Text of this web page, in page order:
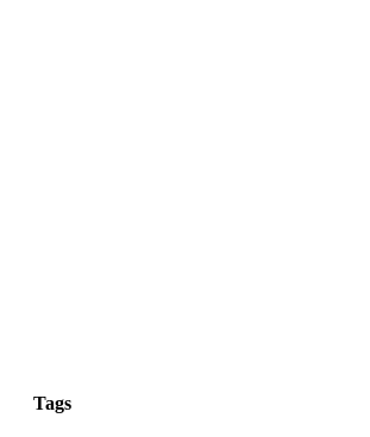
Tags